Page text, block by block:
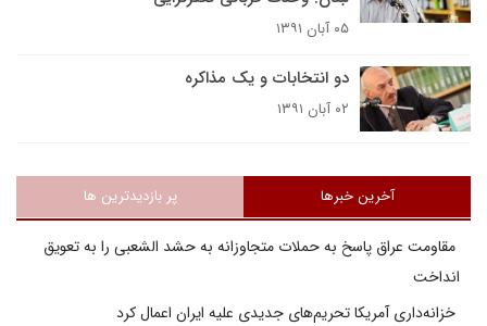
۰۵ آبان ۱۳۹۱
دو انتخابات و یک مذاکره
۰۲ آبان ۱۳۹۱
آخرین خبرها پر بازدیدترین ها
مقاومت عراق پاسخ به حملات متجاوزانه به حشد الشعبی را به تعویق
انداخت
خزانه‌داری آمریکا تحریم‌های جدیدی علیه ایران اعمال کرد